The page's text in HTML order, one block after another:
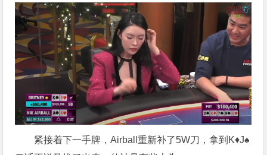
紧接着下一手牌，Airball重新补了5W刀，拿到K♦J♠